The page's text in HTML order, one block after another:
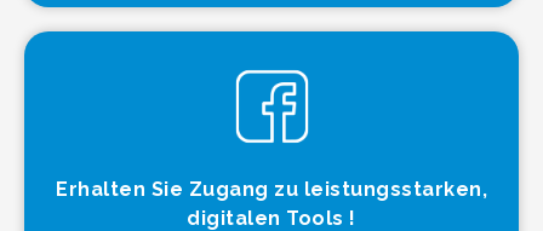
Erhalten Sie Zugang zu leistungsstarken,
digitalen Tools !